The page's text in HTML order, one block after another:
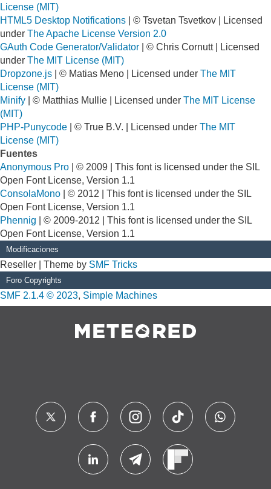
License (MIT)
HTML5 Desktop Notifications | © Tsvetan Tsvetkov | Licensed
under The Apache License Version 2.0
GAuth Code Generator/Validator | © Chris Cornutt | Licensed
under The MIT License (MIT)
Dropzone.js | © Matias Meno | Licensed under The MIT
License (MIT)
Minify | © Matthias Mullie | Licensed under The MIT License
(MIT)
PHP-Punycode | © True B.V. | Licensed under The MIT
License (MIT)
Fuentes
Anonymous Pro | © 2009 | This font is licensed under the SIL
Open Font License, Version 1.1
ConsolaMono | © 2012 | This font is licensed under the SIL
Open Font License, Version 1.1
Phennig | © 2009-2012 | This font is licensed under the SIL
Open Font License, Version 1.1
Modificaciones
Reseller | Theme by SMF Tricks
Foro Copyrights
SMF 2.1.4 © 2023, Simple Machines